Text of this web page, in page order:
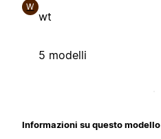
W
wt
5 modelli
Informazioni su questo modello